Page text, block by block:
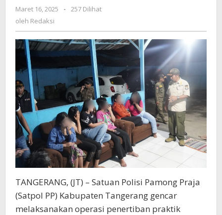
PP
Tangerang
Amankan
12
PSK
Maret 16, 2025
oleh
-
257 Dilihat
oleh Redaksi
TANGERANG, (JT) – Satuan Polisi Pamong Praja
(Satpol PP) Kabupaten Tangerang gencar
melaksanakan operasi penertiban praktik